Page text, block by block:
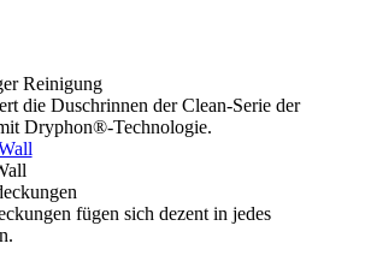
Reinigung
die Duschrinnen der Clean-Serie der
Dryphon®-Technologie.
fügen sich dezent in jedes